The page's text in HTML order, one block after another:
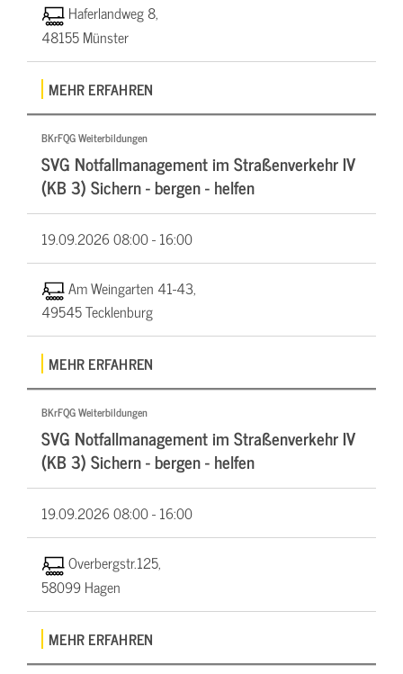
Haferlandweg 8,
48155 Münster
MEHR ERFAHREN
BKrFQG Weiterbildungen
SVG Notfallmanagement im Straßenverkehr IV
(KB 3) Sichern - bergen - helfen
19.09.202608:00 - 16:00
Am Weingarten 41-43,
49545 Tecklenburg
MEHR ERFAHREN
BKrFQG Weiterbildungen
SVG Notfallmanagement im Straßenverkehr IV
(KB 3) Sichern - bergen - helfen
19.09.202608:00 - 16:00
Overbergstr.125,
58099 Hagen
MEHR ERFAHREN